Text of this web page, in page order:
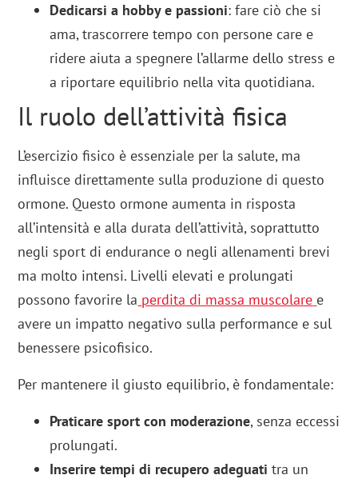
Dedicarsi a hobby e passioni: fare ciò che si
ama, trascorrere tempo con persone care e
ridere aiuta a spegnere l’allarme dello stress e
a riportare equilibrio nella vita quotidiana.
Il ruolo dell’attività fisica
L’esercizio fisico è essenziale per la salute, ma
influisce direttamente sulla produzione di questo
ormone. Questo ormone aumenta in risposta
all’intensità e alla durata dell’attività, soprattutto
negli sport di endurance o negli allenamenti brevi
ma molto intensi. Livelli elevati e prolungati
possono favorire la perdita di massa muscolare e
avere un impatto negativo sulla performance e sul
benessere psicofisico.
Per mantenere il giusto equilibrio, è fondamentale:
Praticare sport con moderazione, senza eccessi
prolungati.
Inserire tempi di recupero adeguati tra un